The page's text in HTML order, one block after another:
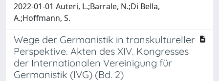
2022-01-01 Auteri, L.;Barrale, N.;Di Bella,
A.;Hoffmann, S.
Wege der Germanistik in transkultureller
Perspektive. Akten des XIV. Kongresses
der Internationalen Vereinigung für
Germanistik (IVG) (Bd. 2)